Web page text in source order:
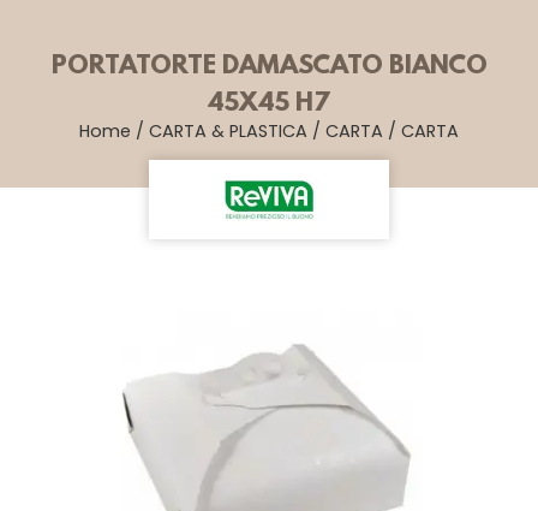
PORTATORTE DAMASCATO BIANCO
45X45 H7
Home / CARTA & PLASTICA / CARTA / CARTA